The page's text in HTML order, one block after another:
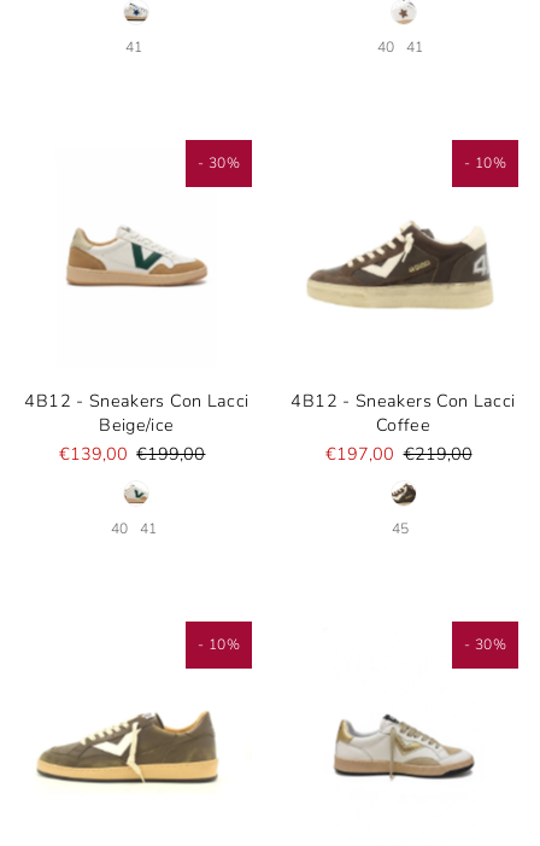
41 40 41
- 30%
4B12 - Sneakers Con Lacci
Beige/ice
€139,00 €199,00
40 41
- 10%
4B12 - Sneakers Con Lacci
Coffee
€197,00 €219,00
45
- 10% - 30%